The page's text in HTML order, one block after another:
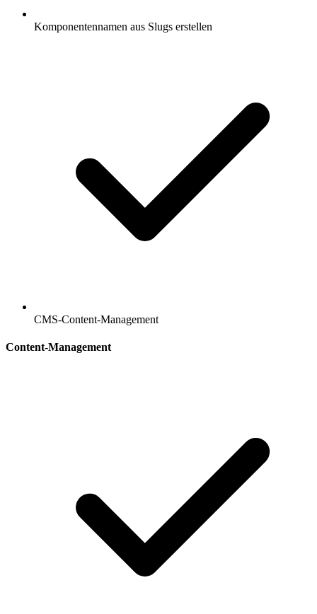
Komponentennamen aus Slugs erstellen
CMS-Content-Management
Content-Management